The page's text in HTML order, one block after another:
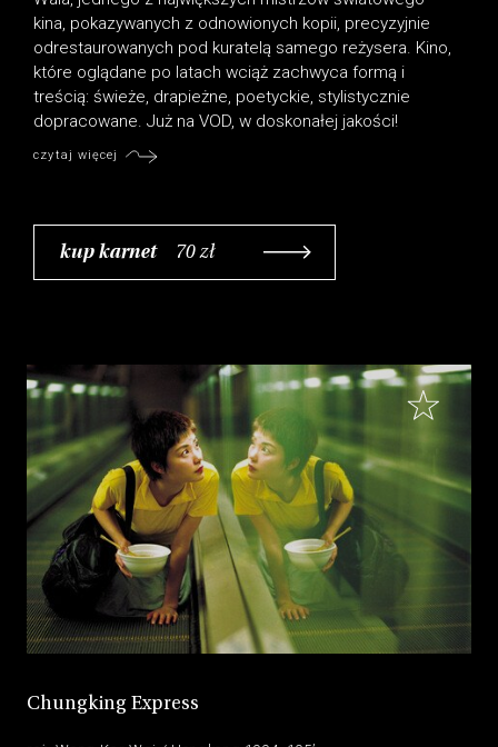
kina, pokazywanych z odnowionych kopii, precyzyjnie
odrestaurowanych pod kuratelą samego reżysera. Kino,
które oglądane po latach wciąż zachwyca formą i
treścią: świeże, drapieżne, poetyckie, stylistycznie
dopracowane. Już na VOD, w doskonałej jakości!
czytaj więcej
kup karnet 70 zł
Chungking Express